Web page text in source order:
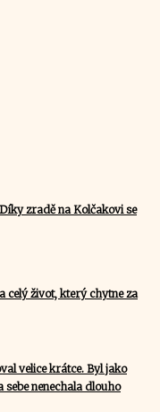
zradě na Kolčakovi se
celý život, který chytne za
velice krátce. Byl jako
nenechala dlouho